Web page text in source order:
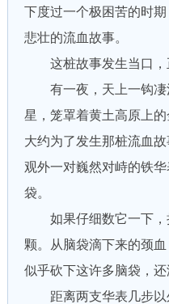
下度过一个极困苦的时
悲壮的流血故事。
这桩故事发生当口，
有一夜，天上一钩凄
星，笼罩着黄土高原上
大约为了发生那桩流血
观外一对巍然对峙的铁
袋。
如果仔细数它一下，
颗。从脑袋滴下来的颈
似乎砍下这许多脑袋，还
距离两支华表几步以